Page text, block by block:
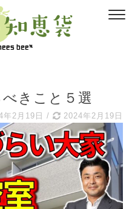
きこと５選
年2月19日 / 2024年2月19日